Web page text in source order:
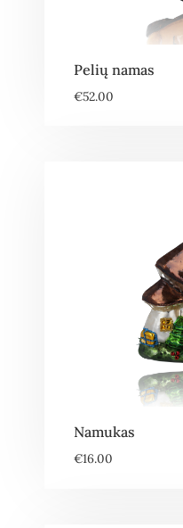
Pelių namas
€52.00
Namukas
€16.00